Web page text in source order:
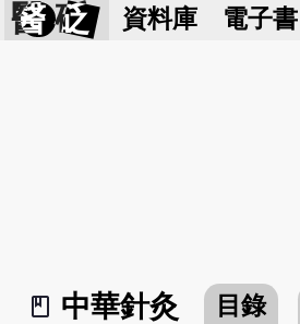
醫 砭 資料庫 電子書
book_2
中華針灸 目錄